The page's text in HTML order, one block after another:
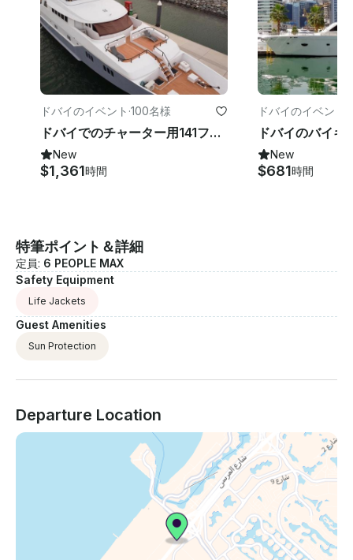
ドバイのイベント ·100名様
ドバイでのチャーター用141フィートマジェストメガラグジュアリーヨット
New
$1,361時間
ドバイのイベント
New
$681時間
特筆ポイント＆詳細
定員: 6 PEOPLE MAX
Safety Equipment
Life Jackets
Guest Amenities
Sun Protection
Departure Location